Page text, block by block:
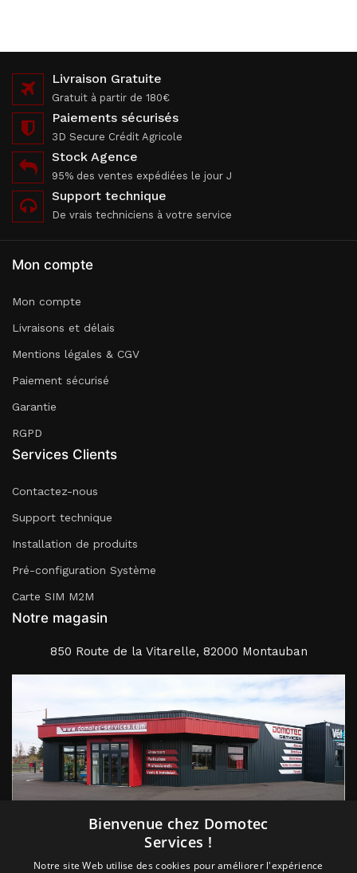
Livraison Gratuite
Gratuit à partir de 180€
Paiements sécurisés
3D Secure Crédit Agricole
Stock Agence
95% des ventes expédiées le jour J
Support technique
De vrais techniciens à votre service
Mon compte
Mon compte
Livraisons et délais
Mentions légales & CGV
Paiement sécurisé
Garantie
RGPD
Services Clients
Contactez-nous
Support technique
Installation de produits
Pré-configuration Système
Carte SIM M2M
Notre magasin
850 Route de la Vitarelle, 82000 Montauban
Suivez nous
Bienvenue chez Domotec
Services !
Notre site Web utilise des cookies pour améliorer l'expérience